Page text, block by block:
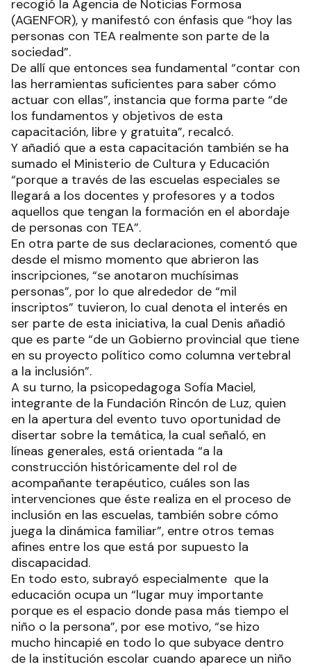
recogió la Agencia de Noticias Formosa
(AGENFOR), y manifestó con énfasis que “hoy las
personas con TEA realmente son parte de la
sociedad”.
De allí que entonces sea fundamental “contar con
las herramientas suficientes para saber cómo
actuar con ellas”, instancia que forma parte “de
los fundamentos y objetivos de esta
capacitación, libre y gratuita”, recalcó.
Y añadió que a esta capacitación también se ha
sumado el Ministerio de Cultura y Educación
“porque a través de las escuelas especiales se
llegará a los docentes y profesores y a todos
aquellos que tengan la formación en el abordaje
de personas con TEA”.
En otra parte de sus declaraciones, comentó que
desde el mismo momento que abrieron las
inscripciones, “se anotaron muchísimas
personas”, por lo que alrededor de “mil
inscriptos” tuvieron, lo cual denota el interés en
ser parte de esta iniciativa, la cual Denis añadió
que es parte “de un Gobierno provincial que tiene
en su proyecto político como columna vertebral
a la inclusión”.
A su turno, la psicopedagoga Sofía Maciel,
integrante de la Fundación Rincón de Luz, quien
en la apertura del evento tuvo oportunidad de
disertar sobre la temática, la cual señaló, en
líneas generales, está orientada “a la
construcción históricamente del rol de
acompañante terapéutico, cuáles son las
intervenciones que éste realiza en el proceso de
inclusión en las escuelas, también sobre cómo
juega la dinámica familiar”, entre otros temas
afines entre los que está por supuesto la
discapacidad.
En todo esto, subrayó especialmente que la
educación ocupa un “lugar muy importante
porque es el espacio donde pasa más tiempo el
niño o la persona”, por ese motivo, “se hizo
mucho hincapié en todo lo que subyace dentro
de la institución escolar cuando aparece un niño